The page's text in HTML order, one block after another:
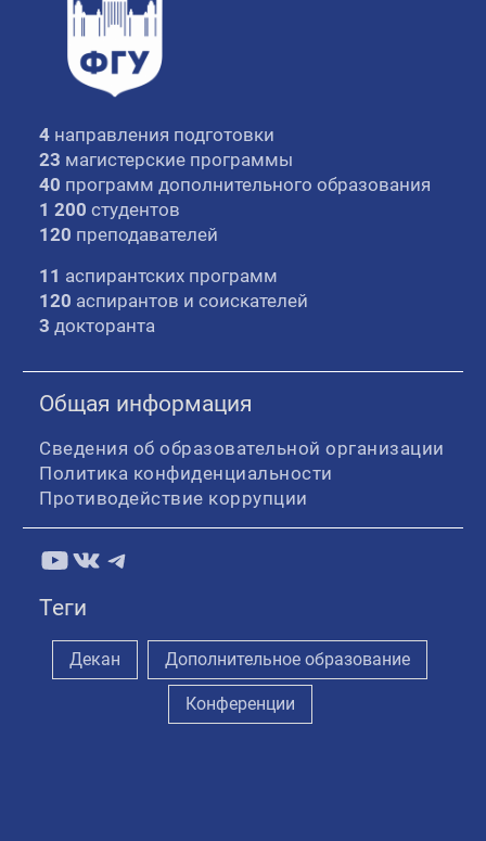
4 направления подготовки
23 магистерские программы
40 программ дополнительного образования
1 200 студентов
120 преподавателей
11 аспирантских программ
120 аспирантов и соискателей
3 докторанта
Общая информация
Сведения об образовательной организации
Политика конфиденциальности
Противодействие коррупции
YouTube
ВКонтакте
Telegram
Теги
Декан Дополнительное образование
Конференции